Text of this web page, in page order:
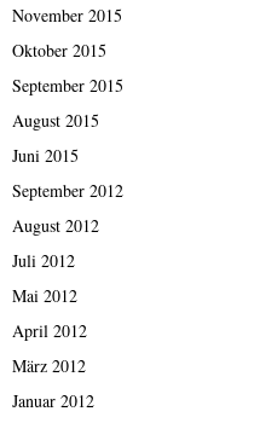
November 2015
Oktober 2015
September 2015
August 2015
Juni 2015
September 2012
August 2012
Juli 2012
Mai 2012
April 2012
März 2012
Januar 2012